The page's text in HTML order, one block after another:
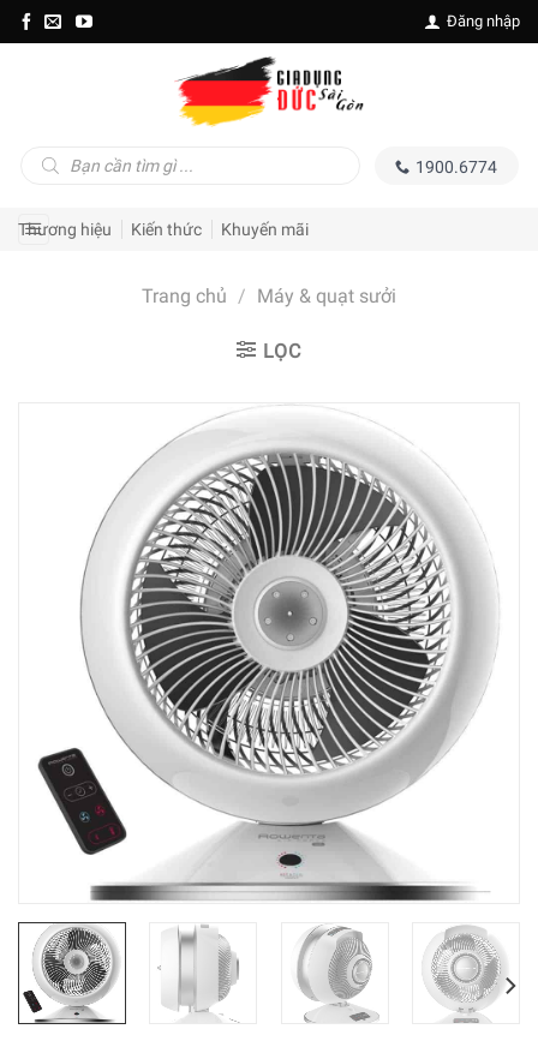
Skip
to
Đăng nhập
kiếm
1900.6774
Thương hiệu Kiến thức Khuyến mãi
Trang chủ / Máy & quạt sưởi
LỌC